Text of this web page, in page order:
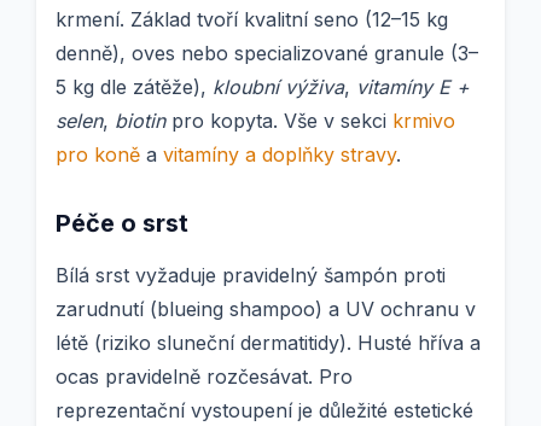
krmení. Základ tvoří kvalitní seno (12–15 kg
denně), oves nebo specializované granule (3–
5 kg dle zátěže), kloubní výživa, vitamíny E +
selen, biotinpro kopyta. Vše v sekci krmivo
pro koně a vitamíny a doplňky stravy.
Péče o srst
Bílá srst vyžaduje pravidelný šampón proti
zarudnutí (blueing shampoo) a UV ochranu v
létě (riziko sluneční dermatitidy). Husté hříva a
ocas pravidelně rozčesávat. Pro
reprezentační vystoupení je důležité estetické